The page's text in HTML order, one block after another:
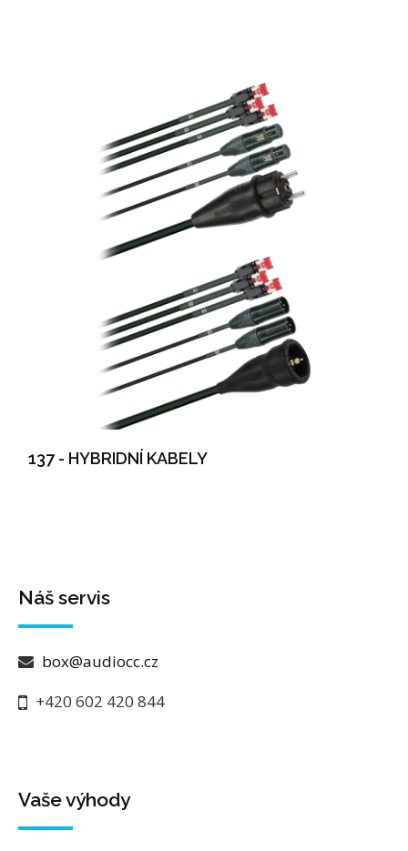
137 - HYBRIDNÍ KABELY
Náš servis
box@audiocc.cz
+420 602 420 844
Vaše výhody